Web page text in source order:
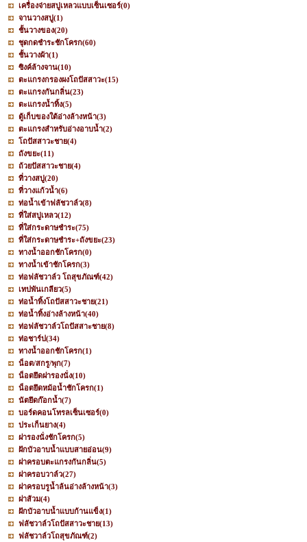
เครื่องจ่ายสบู่เหลวแบบเซ็นเซอร์(0)
จานวางสบู่(1)
ชั้นวางของ(20)
ชุดกดชำระชักโครก(60)
ชั้นวางผ้า(1)
ซิงค์ล้างจาน(10)
ตะแกรงกรองผงโถปัสสาวะ(15)
ตะแกรงกันกลิ่น(23)
ตะแกรงน้ำทิ้ง(5)
ตู้เก็บของใต้อ่างล้างหน้า(3)
ตะแกรงสำหรับอ่างอาบน้ำ(2)
โถปัสสาวะชาย(4)
ถังขยะ(11)
ถ้วยปัสสาวะชาย(4)
ที่วางสบู่(20)
ที่วางแก้วน้ำ(6)
ท่อน้ำเข้าฟลัชวาล์ว(8)
ที่ใส่สบู่เหลว(12)
ที่ใส่กระดาษชำระ(75)
ที่ใส่กระดาษชำระ+ถังขยะ(23)
ทางน้ำออกชักโครก(0)
ทางน้ำเข้าชักโครก(3)
ท่อฟลัชวาล์ว โถสุขภัณฑ์(42)
เทปพันเกลียว(5)
ท่อน้ำทิ้งโถปัสสาวะชาย(21)
ท่อน้ำทิ้งอ่างล้างหน้า(40)
ท่อฟลัชวาล์วโถปัสสาะชาย(8)
ท่อชาร์ป(34)
ทางน้ำออกชักโครก(1)
น็อต/สกรู/พุก(7)
น็อตยึดฝารองนั่ง(10)
น็อตยึดหม้อน้ำชักโครก(1)
นัตยึดก๊อกน้ำ(7)
บอร์ดคอนโทรลเซ็นเซอร์(0)
ประเก็นยาง(4)
ฝารองนั่งชักโครก(5)
ฝักบัวอาบน้ำแบบสายอ่อน(9)
ฝาครอบตะแกรงกันกลิ่น(5)
ฝาครอบวาล์ว(27)
ฝาครอบรูน้ำล้นอ่างล้างหน้า(3)
ฝาส้วม(4)
ฝักบัวอาบน้ำแบบก้านแข็ง(1)
ฟลัชวาล์วโถปัสสาวะชาย(13)
ฟลัชวาล์วโถสุขภัณฑ์(2)